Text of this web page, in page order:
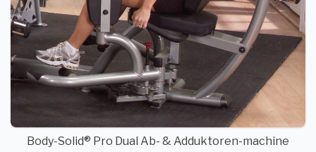
Body-Solid® Pro Dual Ab- & Adduktoren-machine